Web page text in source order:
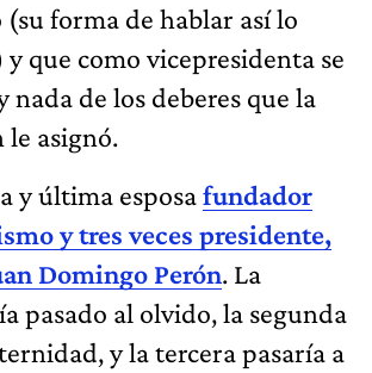
forma de hablar así lo
que como vicepresidenta se
nada de los deberes que la
asignó.
y última esposafundador
y tres veces presidente,
Domingo Perón. La
pasado al olvido, la segunda
y la tercera pasaría a